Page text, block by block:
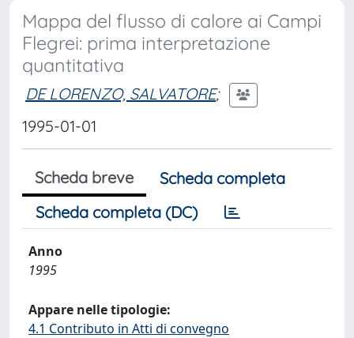
Mappa del flusso di calore ai Campi
Flegrei: prima interpretazione
quantitativa
DE LORENZO, SALVATORE;
1995-01-01
Scheda breve
Scheda completa
Scheda completa (DC)
Anno
1995
Appare nelle tipologie:
4.1 Contributo in Atti di convegno